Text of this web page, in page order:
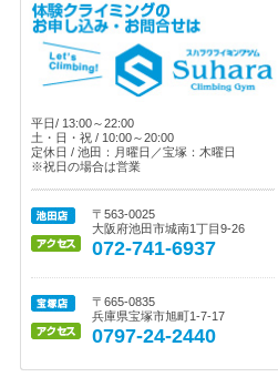
平日/ 13:00～22:00
土・日・祝 / 10:00～20:00
定休日 / 池田：月曜日／宝塚：木曜日
※祝日の場合は営業
〒563-0025
大阪府池田市城南1丁目9-26
072-741-6937
〒665-0835
兵庫県宝塚市旭町1-7-17
0797-24-2440